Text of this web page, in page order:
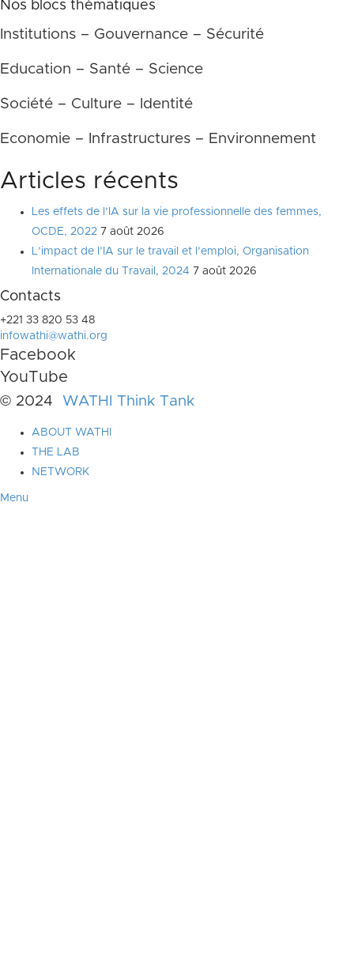
Nos blocs thématiques
Institutions – Gouvernance – Sécurité
Education – Santé – Science
Société – Culture – Identité
Economie – Infrastructures – Environnement
Articles récents
Les effets de l’IA sur la vie professionnelle des femmes,
OCDE, 2022 7 août 2026
L’impact de l’IA sur le travail et l’emploi, Organisation
Internationale du Travail, 2024 7 août 2026
Contacts
+221 33 820 53 48
infowathi@wathi.org
Facebook
YouTube
© 2024 WATHI Think Tank
ABOUT WATHI
THE LAB
NETWORK
Menu